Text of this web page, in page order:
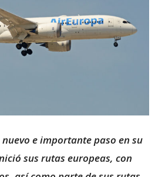
e importante paso en su
sus rutas europeas, con